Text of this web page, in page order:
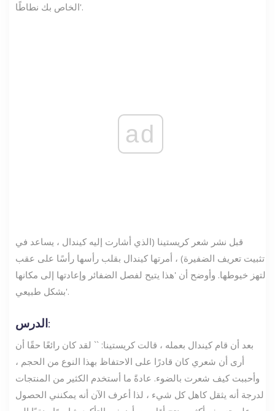
الخاص بك نطاطًا'.
ad
قبل نشر شعر كريستينا (الذي أشارت إليه كيندال ، يساعد في
تثبيت تعريف الضفيرة) ، أمرتها كيندال بقلب رأسها رأسًا على عقب
لتهز خيوطها. وأوضح أن 'هذا يتيح لفصل الضفائر وإعادتها إلى مكانها
بشكل طبيعي'.
الدرس:
بعد أن قام كيندال بعمله ، قالت كريستينا: `` لقد كان رائعًا حقًا أن
أرى أن شعري كان قادرًا على الاحتفاظ بهذا النوع من الحجم ،
وأحببت كيف شعرت بالضوء. عادةً ما أستخدم الكثير من المنتجات
لدرجة أنه يثقل كاهل كل شيء ، لذا أعرف الآن أنه يمكنني الحصول